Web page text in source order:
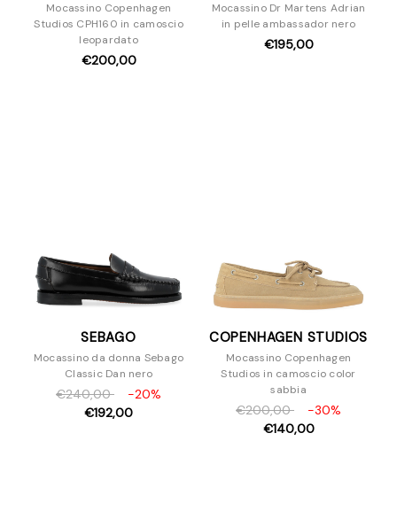
Mocassino Copenhagen
Studios CPH160 in camoscio
leopardato
€200,00
Mocassino Dr Martens Adrian
in pelle ambassador nero
€195,00
SEBAGO
Mocassino da donna Sebago
Classic Dan nero
€240,00
-20%
€192,00
COPENHAGEN STUDIOS
Mocassino Copenhagen
Studios in camoscio color
sabbia
€200,00
-30%
€140,00